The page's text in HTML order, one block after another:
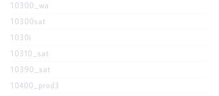
10300_wa
10300sat
1030i
10310_sat
10390_sat
10400_prod3